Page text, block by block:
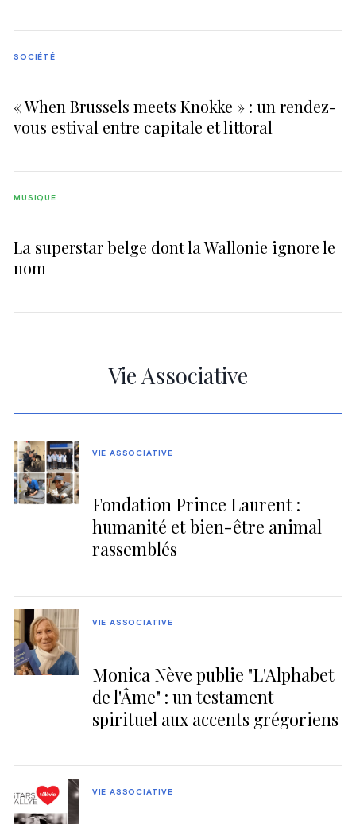
« When Brussels meets Knokke » : un rendez-
vous estival entre capitale et littoral
SOCIÉTÉ
La superstar belge dont la Wallonie ignore le
nom
MUSIQUE
Vie Associative
Fondation Prince Laurent :
humanité et bien-être animal
rassemblés
VIE ASSOCIATIVE
Monica Nève publie "L'Alphabet
de l'Âme" : un testament
spirituel aux accents grégoriens
VIE ASSOCIATIVE
VIE ASSOCIATIVE